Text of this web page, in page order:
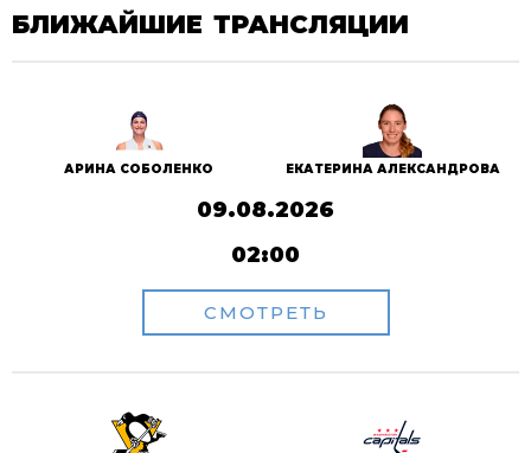
БЛИЖАЙШИЕ ТРАНСЛЯЦИИ
АРИНА СОБОЛЕНКО ЕКАТЕРИНА АЛЕКСАНДРОВА
09.08.2026
02:00
СМОТРЕТЬ